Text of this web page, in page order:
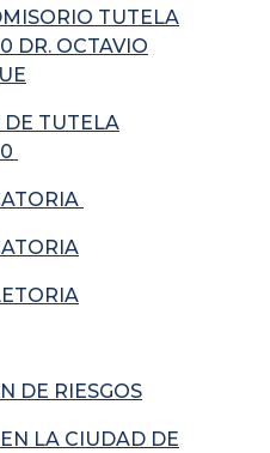
TUTELA
DR. OCTAVIO
TUTELA
DE RIESGOS
LA CIUDAD DE